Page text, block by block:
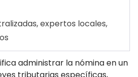
expertos locales,
administrar la nómina en un